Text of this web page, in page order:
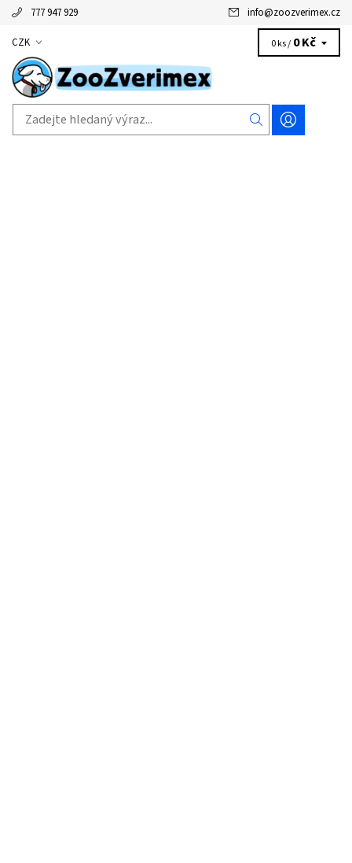
777 947 929 info@zoozverimex.cz
CZK 0 ks / 0 Kč